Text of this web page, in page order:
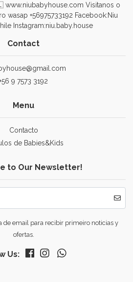
Visitanos o
wasap +56975733192 Facebook:Niu
Instagram:niu.baby.house
Contact
9 7573 3192
Menu
Contacto
de Babies&Kids
to Our Newsletter!
de email para recibir primeiro noticias y
ofertas.
Us: